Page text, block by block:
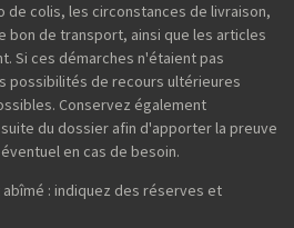
de colis, les circonstances de livraison,
bon de transport, ainsi que les articles
Si ces démarches n'étaient pas
possibilités de recours ultérieures
Conservez également
du dossier afin d'apporter la preuve
en cas de besoin.
: indiquez des réserves et